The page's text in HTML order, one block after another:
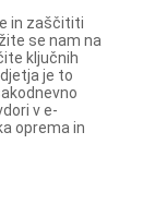
in zaščititi
se nam na
ključnih
je to
v e-
oprema in